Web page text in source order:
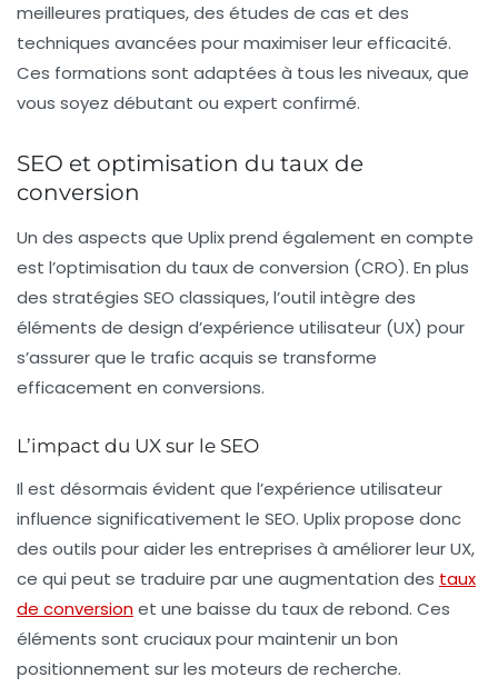
meilleures pratiques, des études de cas et des
techniques avancées pour maximiser leur efficacité.
Ces formations sont adaptées à tous les niveaux, que
vous soyez débutant ou expert confirmé.
SEO et optimisation du taux de
conversion
Un des aspects que Uplix prend également en compte
est l’optimisation du taux de conversion (CRO). En plus
des stratégies SEO classiques, l’outil intègre des
éléments de design d’expérience utilisateur (UX) pour
s’assurer que le trafic acquis se transforme
efficacement en conversions.
L’impact du UX sur le SEO
Il est désormais évident que l’expérience utilisateur
influence significativement le SEO. Uplix propose donc
des outils pour aider les entreprises à améliorer leur UX,
ce qui peut se traduire par une augmentation des taux
de conversionet une baisse du taux de rebond. Ces
éléments sont cruciaux pour maintenir un bon
positionnement sur les moteurs de recherche.